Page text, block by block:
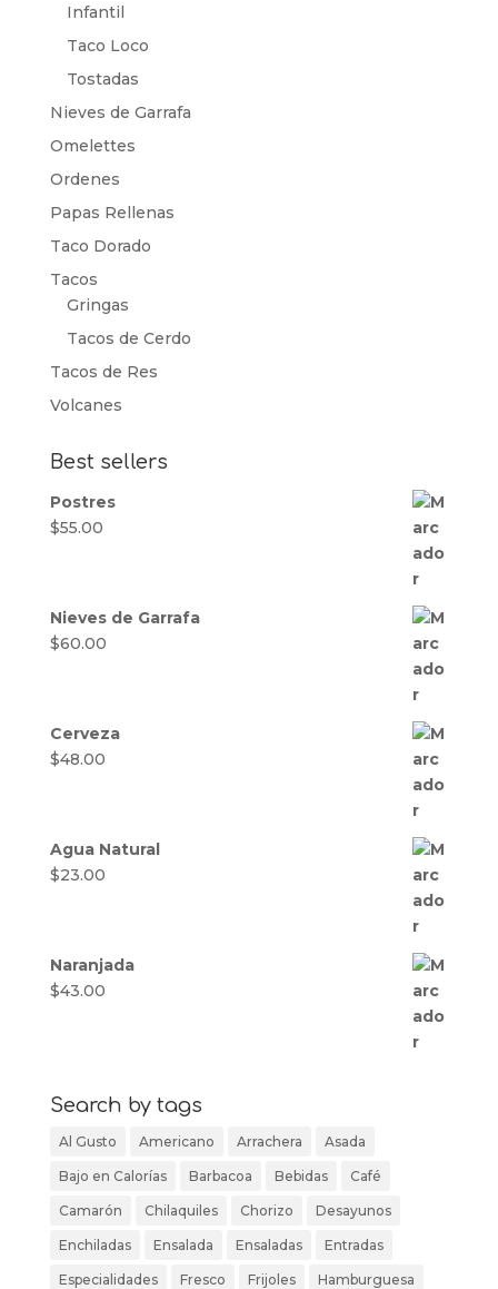
Infantil
Taco Loco
Tostadas
Nieves de Garrafa
Omelettes
Ordenes
Papas Rellenas
Taco Dorado
Tacos
Gringas
Tacos de Cerdo
Tacos de Res
Volcanes
Best sellers
Postres
$55.00
Nieves de Garrafa
$60.00
Cerveza
$48.00
Agua Natural
$23.00
Naranjada
$43.00
Search by tags
Al Gusto Americano Arrachera Asada
Bajo en Calorías Barbacoa Bebidas Café
Camarón Chilaquiles Chorizo Desayunos
Enchiladas Ensalada Ensaladas Entradas
Especialidades Fresco Frijoles Hamburguesa